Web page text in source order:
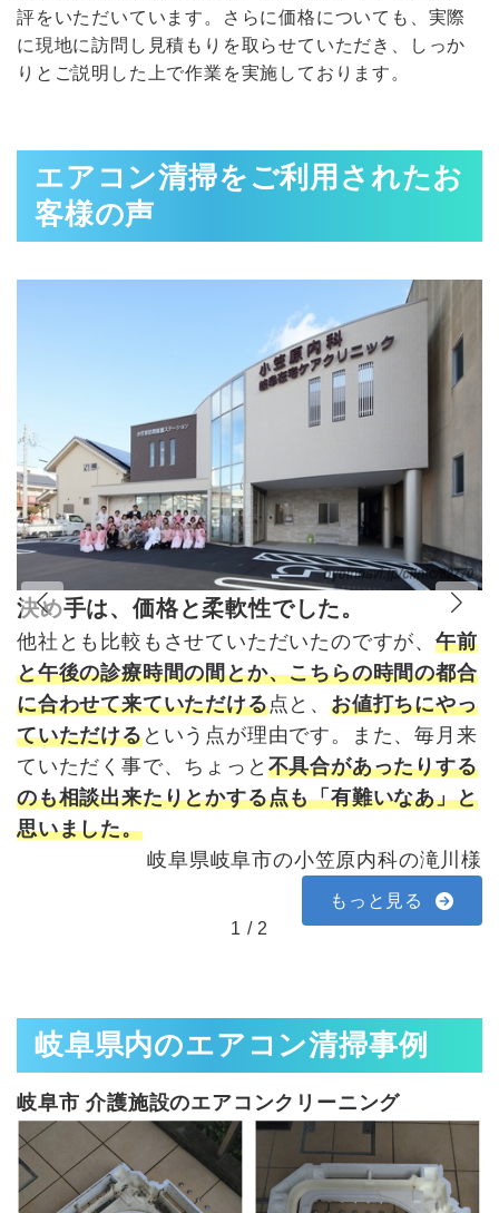
評をいただいています。さらに価格についても、実際
に現地に訪問し見積もりを取らせていただき、しっか
りとご説明した上で作業を実施しております。
エアコン清掃をご利用されたお
客様の声
決め手は、価格と柔軟性でした。
他社とも比較もさせていただいたのですが、 午前
と午後の診療時間の間とか、こちらの時間の都合
に合わせて来ていただける点と、お値打ちにやっ
ていただけるという点が理由です。また、毎月来
ていただく事で、ちょっと 不具合があったりする
のも相談出来たりとかする点も「有難いなあ」と
思いました。
岐阜県岐阜市の小笠原内科の滝川様
もっと見る
1 / 2
岐阜県内のエアコン清掃事例
岐阜市 介護施設のエアコンクリーニング